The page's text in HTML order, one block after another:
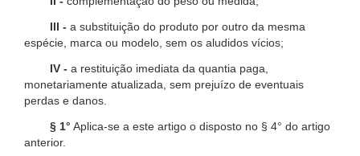
III - a substituição do produto por outro da mesma
espécie, marca ou modelo, sem os aludidos vícios;
IV - a restituição imediata da quantia paga,
monetariamente atualizada, sem prejuízo de eventuais
perdas e danos.
§ 1° Aplica-se a este artigo o disposto no § 4° do artigo
anterior.